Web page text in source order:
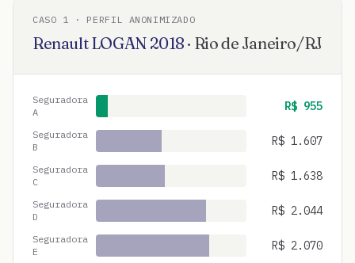
CASO 1 · PERFIL ANONIMIZADO
RenaultLOGAN 2018 · Rio de Janeiro/RJ
Seguradora
A
R$ 955
Seguradora
B
R$ 1.607
Seguradora
C
R$ 1.638
Seguradora
D
R$ 2.044
Seguradora
E
R$ 2.070